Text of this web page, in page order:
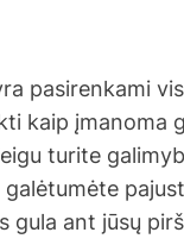
pasirenkami
kaip įmanoma
turite
gula ant jūsų